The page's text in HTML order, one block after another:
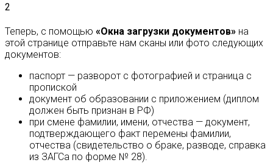
2
Теперь, с помощью «Окна загрузки документов» на
этой странице отправьте нам сканы или фото следующих
документов:
паспорт — разворот с фотографией и страница с
пропиской
документ об образовании с приложением (диплом
должен быть признан в РФ)
при смене фамилии, имени, отчества — документ,
подтверждающего факт перемены фамилии,
отчества (свидетельство о браке, разводе, справка
из ЗАГСа по форме № 28).